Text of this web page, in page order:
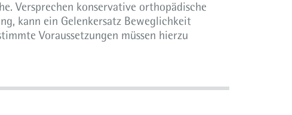
Versprechen konservative orthopädische
kann ein Gelenkersatz Beweglichkeit
Voraussetzungen müssen hierzu